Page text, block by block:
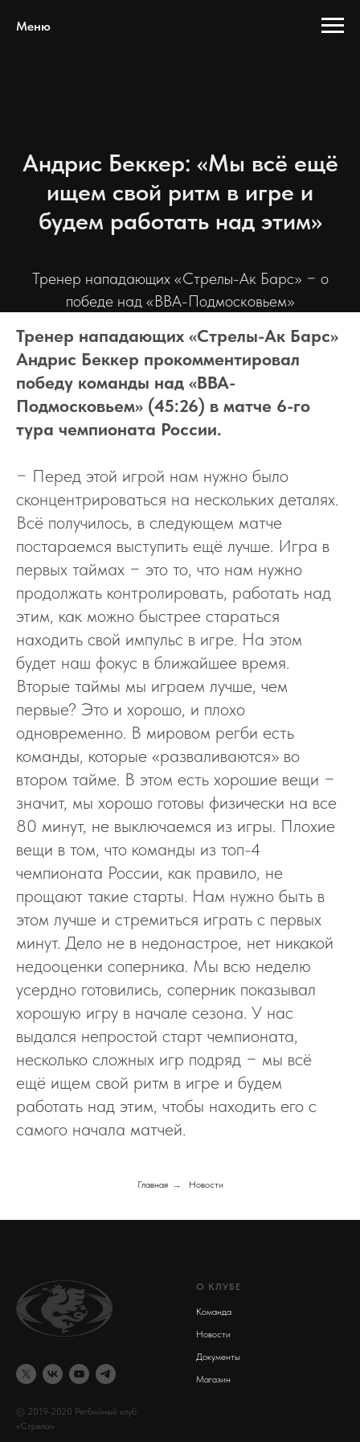
Меню
Андрис Беккер: «Мы всё ещё
ищем свой ритм в игре и
будем работать над этим»
Тренер нападающих «Стрелы-Ак Барс» − о
победе над «ВВА-Подмосковьем»
Тренер нападающих «Стрелы-Ак Барс»
Андрис Беккер прокомментировал
победу команды над «ВВА-
Подмосковьем» (45:26) в матче 6-го
тура чемпионата России.
− Перед этой игрой нам нужно было
сконцентрироваться на нескольких деталях.
Всё получилось, в следующем матче
постараемся выступить ещё лучше. Игра в
первых таймах − это то, что нам нужно
продолжать контролировать, работать над
этим, как можно быстрее стараться
находить свой импульс в игре. На этом
будет наш фокус в ближайшее время.
Вторые таймы мы играем лучше, чем
первые? Это и хорошо, и плохо
одновременно. В мировом регби есть
команды, которые «разваливаются» во
втором тайме. В этом есть хорошие вещи −
значит, мы хорошо готовы физически на все
80 минут, не выключаемся из игры. Плохие
вещи в том, что команды из топ-4
чемпионата России, как правило, не
прощают такие старты. Нам нужно быть в
этом лучше и стремиться играть с первых
минут. Дело не в недонастрое, нет никакой
недооценки соперника. Мы всю неделю
усердно готовились, соперник показывал
хорошую игру в начале сезона. У нас
выдался непростой старт чемпионата,
несколько сложных игр подряд − мы всё
ещё ищем свой ритм в игре и будем
работать над этим, чтобы находить его с
самого начала матчей.
Главная → Новости
© 2019-2020 Регбийный клуб
«Стрела»
О КЛУБЕ
Команда
Новости
Документы
Магазин